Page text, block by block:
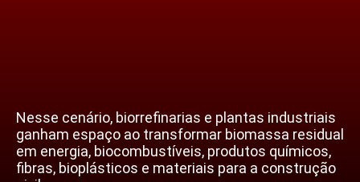
Nesse cenário, biorrefinarias e plantas industriais
ganham espaço ao transformar biomassa residual
em energia, biocombustíveis, produtos químicos,
fibras, bioplásticos e materiais para a construção